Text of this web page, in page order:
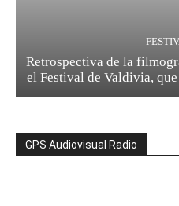
Retrospectiva de la
el Festival de Valdivia,
GPS Audiovisual Radio